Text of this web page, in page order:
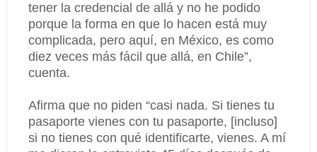
tener la credencial de allá y no he podido
porque la forma en que lo hacen está muy
complicada, pero aquí, en México, es como
diez veces más fácil que allá, en Chile”,
cuenta.
Afirma que no piden “casi nada. Si tienes tu
pasaporte vienes con tu pasaporte, [incluso]
si no tienes con qué identificarte, vienes. A mí